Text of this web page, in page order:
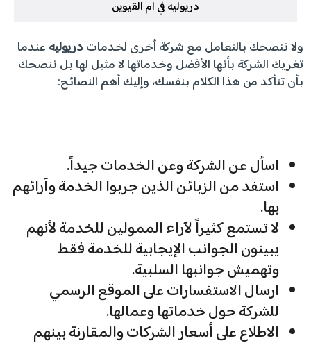
دريوليه في ام القيوين
ولا ننصحك بالتعامل مع شركة أخرى لخدماتدريوليه عندما
تغريك الشركة بأنها الأفضل وخدماتها لا مثيل لها بل ننصحك
بأن تتأكد من هذا الكلام بنفسك، وإليك أهم النصائح:
اسأل عن الشركة وعن الخدمات جيداً.
استفد من الزبائن الذين جربوا الخدمة وآرائهم
بها.
لا تستمع كثيراً لآراء الممولين للخدمة لأنهم
يبينون الجوانب الإيجابية للخدمة فقط
وتهميش جوانبها السلبية.
ارسال الاستفسارات على الموقع الرسمي
للشركة حول خدماتها وعمالها.
الاطلاع على أسعار الشركات والمقارنة بينهم